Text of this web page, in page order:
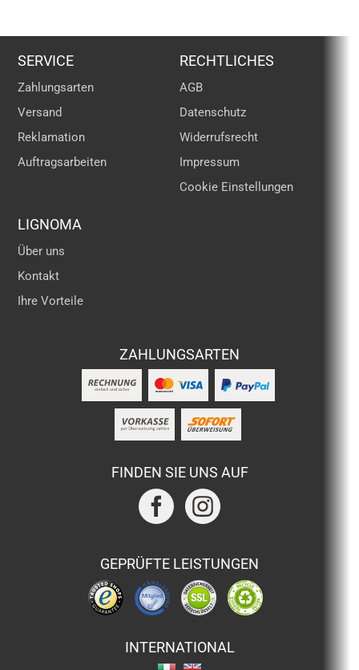
SERVICE
Zahlungsarten
Versand
Reklamation
Auftragsarbeiten
RECHTLICHES
AGB
Datenschutz
Widerrufsrecht
Impressum
Cookie Einstellungen
LIGNOMA
Über uns
Kontakt
Ihre Vorteile
ZAHLUNGSARTEN
FINDEN SIE UNS AUF
GEPRÜFTE LEISTUNGEN
INTERNATIONAL